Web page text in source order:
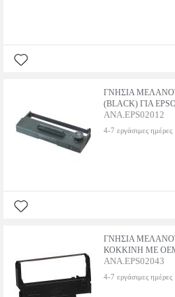
ΓΝΗΣΙΑ
(BLACK) ΓΙΑ
ANA.EPS02012
4-7 εργάσιμες ημέρες
ΓΝΗΣΙΑ
ΚΟΚΚΙΝΗ ME ΟΕΜ
ANA.EPS02043
4-7 εργάσιμες ημέρες